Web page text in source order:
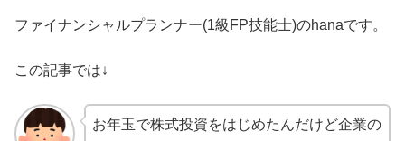
ファイナンシャルプランナー(1級FP技能士)のhanaです。
この記事では↓
お年玉で株式投資をはじめたんだけど企業の